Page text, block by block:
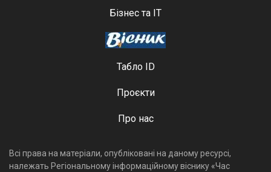
Бізнес та ІТ
Табло ID
Проєкти
Про нас
Всі права на матеріали, опубліковані на даному ресурсі,
належать Регіональному інформаційному віснику «Час